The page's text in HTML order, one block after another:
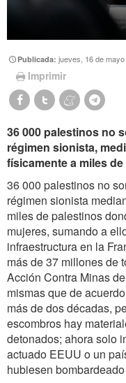
Publicada:jueves, 16 de
Imprimir
36 000 palestinos no
régimen sionista,
físicamente a miles
36 000 palestinos no
régimen sionista
miles de palestinos
mujeres, sumando a
infraestructura en la
más de 37 millones de
Acción Contra Minas
mismas que de
más de dos décadas,
escombros hay
detonados; ahora solo
actuado EEUU o un
hubiesen